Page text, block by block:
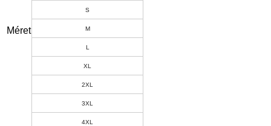
Méret
S
M
L
XL
2XL
3XL
4XL